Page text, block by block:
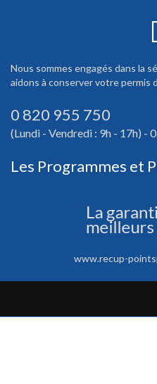
Nous sommes engagés dans la
aidons à conserver votre permis
0 820 955 750
(Lundi - Vendredi : 9h - 17h) -
Les Programmes et
www.recup-